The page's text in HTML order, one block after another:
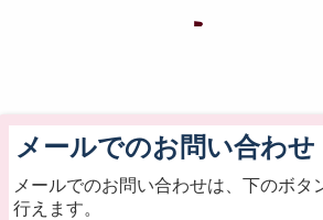
ャット.
ル
メールでのお問い合わせ
メールでのお問い合わせは、下のボタ
行えます。